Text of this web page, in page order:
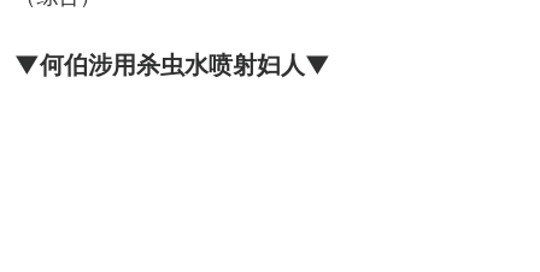
▼何伯涉用杀虫水喷射妇人▼